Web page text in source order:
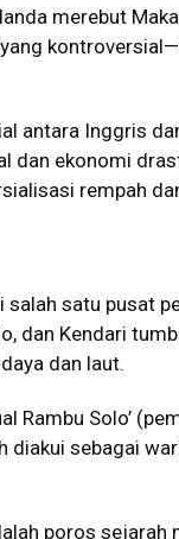
merebut
antara Inggris
dan ekonomi
rempah
satu pusat
dan Kendari
dan laut.
Rambu Solo’
diakui sebagai
poros sejarah